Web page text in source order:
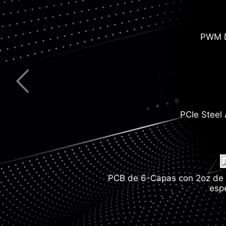
PWM
PCIe Steel
PCB de 6-Capas con 2oz de
Soluciones de red
Wi-
M.2 Shield